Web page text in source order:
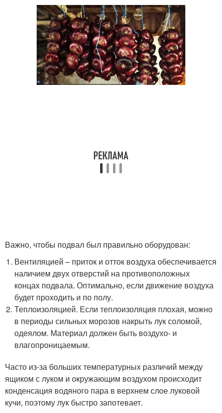
Важно, чтобы подвал был правильно оборудован:
Вентиляцией – приток и отток воздуха обеспечивается
наличием двух отверстий на противоположных
концах подвала. Оптимально, если движение воздуха
будет проходить и по полу.
Теплоизоляцией. Если теплоизоляция плохая, можно
в периоды сильных морозов накрыть лук соломой,
одеялом. Материал должен быть воздухо- и
влагопроницаемым.
Часто из-за больших температурных различий между
ящиком с луком и окружающим воздухом происходит
конденсация водяного пара в верхнем слое луковой
кучи, поэтому лук быстро запотевает.